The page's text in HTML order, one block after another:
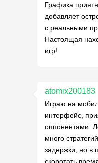
Графика
добавляет
с реальными
Настоящая
игр!
atomix200183
Играю на
интерфейс,
оппонентами.
много
задержки, но в